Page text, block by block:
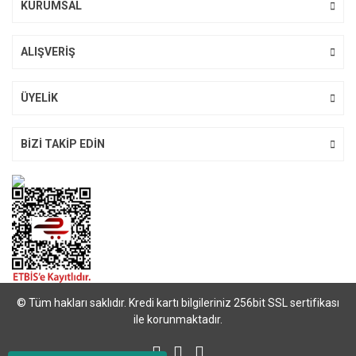
KURUMSAL
ALIŞVERİŞ
ÜYELİK
BİZİ TAKİP EDİN
© Tüm hakları saklıdır. Kredi kartı bilgileriniz 256bit SSL sertifikası
ile korunmaktadır.